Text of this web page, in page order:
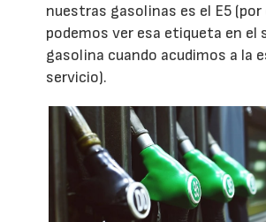
nuestras gasolinas es el E5 (por
podemos ver esa etiqueta en el
gasolina cuando acudimos a la
servicio).